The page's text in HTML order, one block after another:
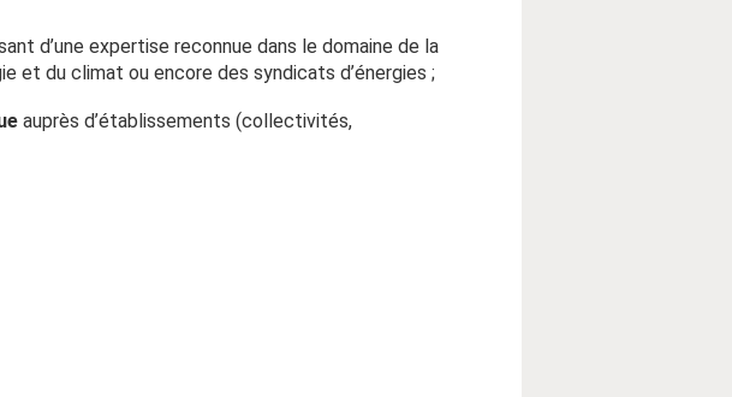
d’une expertise reconnue dans le domaine de la
et du climat ou encore des syndicats d’énergies ;
auprès d’établissements (collectivités,